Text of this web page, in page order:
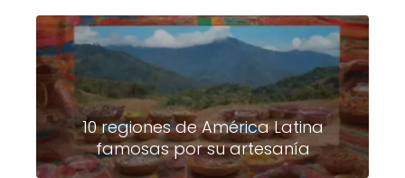
10 regiones de América Latina
famosas por su artesanía